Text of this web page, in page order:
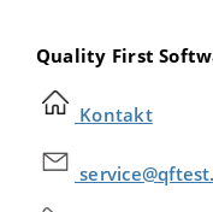
Quality First
Kontakt